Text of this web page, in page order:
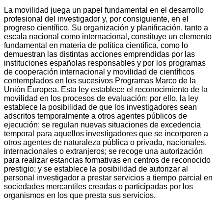
La movilidad juega un papel fundamental en el desarrollo
profesional del investigador y, por consiguiente, en el
progreso científico. Su organización y planificación, tanto a
escala nacional como internacional, constituye un elemento
fundamental en materia de política científica, como lo
demuestran las distintas acciones emprendidas por las
instituciones españolas responsables y por los programas
de cooperación internacional y movilidad de científicos
contemplados en los sucesivos Programas Marco de la
Unión Europea. Esta ley establece el reconocimiento de la
movilidad en los procesos de evaluación: por ello, la ley
establece la posibilidad de que los investigadores sean
adscritos temporalmente a otros agentes públicos de
ejecución; se regulan nuevas situaciones de excedencia
temporal para aquellos investigadores que se incorporen a
otros agentes de naturaleza pública o privada, nacionales,
internacionales o extranjeros; se recoge una autorización
para realizar estancias formativas en centros de reconocido
prestigio; y se establece la posibilidad de autorizar al
personal investigador a prestar servicios a tiempo parcial en
sociedades mercantiles creadas o participadas por los
organismos en los que presta sus servicios.